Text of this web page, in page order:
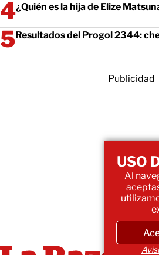
¿Quién es la hija de Elize
Resultados del Progol 2344:
Publicidad
USO
Al